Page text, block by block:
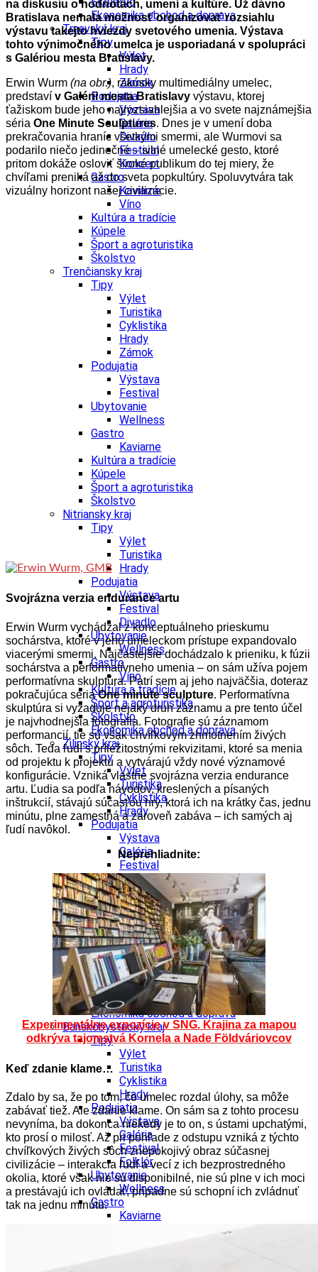
Ekonomika obchod a doprava
Trnavský kraj
Tipy
Výlet
Hrady
Zámok
Podujatia
Výstava
Galéria
Divadlo
Festival
Koncert
Gastro
Kaviarne
Víno
Kultúra a tradície
Kúpele
Šport a agroturistika
Školstvo
Trenčiansky kraj
Tipy
Výlet
Turistika
Cyklistika
Hrady
Zámok
Podujatia
Výstava
Festival
Ubytovanie
Wellness
Gastro
Kaviarne
Kultúra a tradície
Kúpele
Šport a agroturistika
Školstvo
Nitriansky kraj
Tipy
Výlet
Turistika
Hrady
Podujatia
Výstava
Festival
Divadlo
Ubytovanie
Wellness
Gastro
Víno
Kultúra a tradície
Šport a agroturistika
Školstvo
Ekonomika obchod a doprava
Žilinský kraj
Tipy
Výlet
Turistika
Cyklistika
Hrady
Podujatia
Výstava
Galéria
Festival
Folklór
Koncert
Ubytovanie
Pobyty
Wellness
Gastro
Kultúra a tradície
Kúpele
Šport a agroturistika
Školstvo
Ekonomika obchod a doprava
Banskobystrický kraj
Tipy
Výlet
Turistika
Cyklistika
Hrady
Podujatia
Výstava
Galéria
Festival
Folklór
Ubytovanie
Wellness
Gastro
Kaviarne
Šport a agroturistika
na diskusiu o hodnotách, umení a kultúre. Už dávno
Bratislava nemala možnosť organizovať rozsiahlu
výstavu takejto hviezdy svetového umenia. Výstava
tohto výnimočného umelca je usporiadaná v spolupráci
s Galériou mesta Bratislavy.
Erwin Wurm (na obr.), rakúsky multimediálny umelec,
predstaví v Galérii mesta Bratislavy výstavu, ktorej
ťažiskom bude jeho najrozsiahlejšia a vo svete najznámejšia
séria One Minute Sculptures. Dnes je v umení doba
prekračovania hraníc všetkými smermi, ale Wurmovi sa
podarilo niečo jedinečné – silné umelecké gesto, ktoré
pritom dokáže osloviť široké publikum do tej miery, že
chvíľami preniká až do sveta popkultúry. Spoluvytvára tak
vizuálny horizont našej civilizácie.
Svojrázna verzia endurance artu
Erwin Wurm vychádzal z konceptuálneho prieskumu
sochárstva, ktoré v jeho umeleckom prístupe expandovalo
viacerými smermi. Najčastejšie dochádzalo k prieniku, k fúzii
sochárstva a performatívneho umenia – on sám užíva pojem
performatívna skulptúra. Patrí sem aj jeho najväčšia, doteraz
pokračujúca sériaOne minute sculpture. Performatívna
skulptúra si vyžaduje nejaký druh záznamu a pre tento účel
je najvhodnejšia fotografia. Fotografie sú záznamom
performancií, tie sú však chvíľkovým zhmotnením živých
sôch. Teda ľudí s príležitostnými rekvizitami, ktoré sa menia
od projektu k projektu a vytvárajú vždy nové významové
konfigurácie. Vzniká vlastne svojrázna verzia endurance
artu. Ľudia sa podľa návodov, kreslených a písaných
inštrukcií, stávajú súčasťou hry, ktorá ich na krátky čas, jednu
minútu, plne zamestná a zároveň zabáva – ich samých aj
ľudí navôkol.
Neprehliadnite:
Experimentálne expozície v SNG. Krajina za mapou
odkrýva tajomstvá Kornela a Nade Földváriovcov
Keď zdanie klame…
Zdalo by sa, že po tom, čo umelec rozdal úlohy, sa môže
zabávať tiež. Ale zdanie klame. On sám sa z tohto procesu
nevyníma, ba dokonca niekedy je to on, s ústami upchatými,
kto prosí o milosť. Až pri pohľade z odstupu vzniká z týchto
chvíľkových živých sôch znepokojivý obraz súčasnej
civilizácie – interakcia ľudí a vecí z ich bezprostredného
okolia, ktoré však nie sú disponibilné, nie sú plne v ich moci
a prestávajú ich ovládať, prípadne sú schopní ich zvládnuť
tak na jednu minútu.